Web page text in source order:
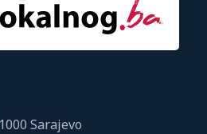
Sarajevo